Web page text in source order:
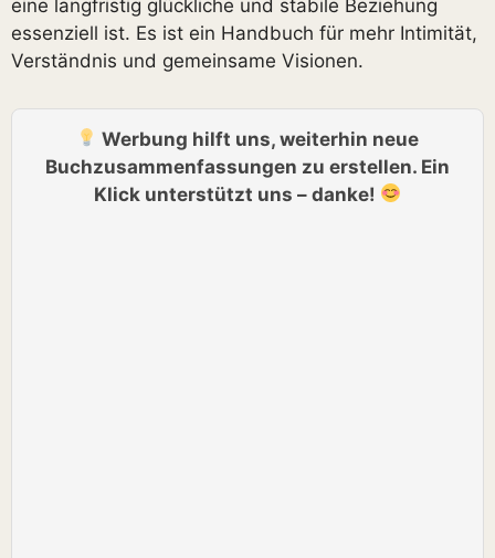
eine langfristig glückliche und stabile Beziehung
essenziell ist. Es ist ein Handbuch für mehr Intimität,
Verständnis und gemeinsame Visionen.
Werbung hilft uns, weiterhin neue
Buchzusammenfassungen zu erstellen. Ein
Klick unterstützt uns – danke!